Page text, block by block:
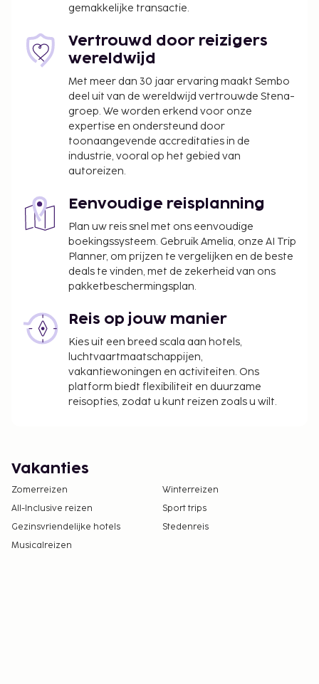
gemakkelijke transactie.
Vertrouwd door reizigers
wereldwijd
Met meer dan 30 jaar ervaring maakt Sembo
deel uit van de wereldwijd vertrouwde Stena-
groep. We worden erkend voor onze
expertise en ondersteund door
toonaangevende accreditaties in de
industrie, vooral op het gebied van
autoreizen.
Eenvoudige reisplanning
Plan uw reis snel met ons eenvoudige
boekingssysteem. Gebruik Amelia, onze AI Trip
Planner, om prijzen te vergelijken en de beste
deals te vinden, met de zekerheid van ons
pakketbeschermingsplan.
Reis op jouw manier
Kies uit een breed scala aan hotels,
luchtvaartmaatschappijen,
vakantiewoningen en activiteiten. Ons
platform biedt flexibiliteit en duurzame
reisopties, zodat u kunt reizen zoals u wilt.
Vakanties
Zomerreizen
Winterreizen
All-Inclusive reizen
Sport trips
Gezinsvriendelijke hotels
Stedenreis
Musicalreizen